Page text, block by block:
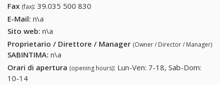
Fax (fax): 39.035 500 830
E-Mail: n\a
Sito web: n\a
Proprietario / Direttore / Manager (Owner / Director / Manager)
SABINTIMA: n\a
Orari di apertura (opening hours): Lun-Ven: 7-18, Sab-Dom:
10-14